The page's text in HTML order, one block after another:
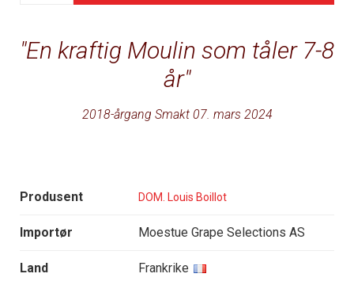
En kraftig Moulin som tåler 7-8
år
2018-årgang Smakt 07. mars 2024
Produsent DOM. Louis Boillot
Importør Moestue Grape Selections AS
Land Frankrike